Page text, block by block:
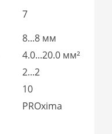
7
8...8 мм
4.0...20.0 мм²
2...2
10
PROxima